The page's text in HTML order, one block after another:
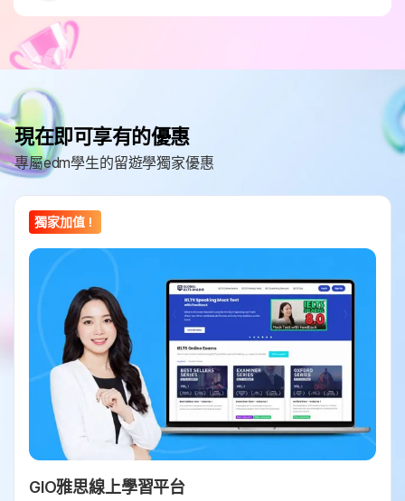
現在即可享有的優惠
專屬edm學生的留遊學獨家優惠
獨家加值！
GIO雅思線上學習平台